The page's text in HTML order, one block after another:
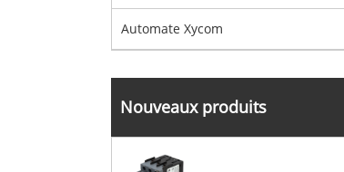
Automate Xycom
Nouveaux produits